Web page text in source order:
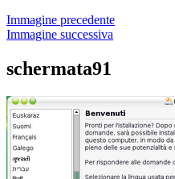
Immagine precedente
Immagine successiva
schermata91